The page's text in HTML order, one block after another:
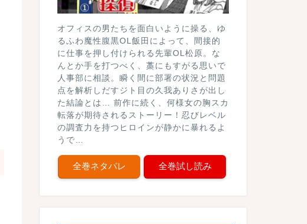
オフィスの男たちを面白いように操る、ゆ
るふわ魔性腹黒OL飯田によって、間接的
に仕事を押し付けられる先輩OL松原。な
んとか手を打つべく、藁にもすがる思いで
人事部に相談。瞬く間に部署の状況と問題
点を解析しだすジト目の久我ありさが出し
た結論とは… 前作に続く、何様女の胸スカ
転落が期待されるストーリー！忍びレベル
の調査力を持つヒロインが静かに暴れるよ
うで…
全巻ネタバレ 全巻試し読み